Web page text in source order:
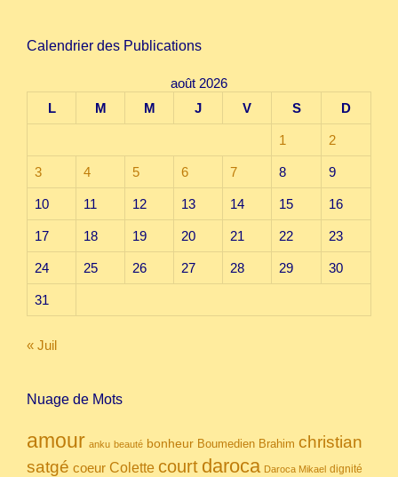
Calendrier des Publications
août 2026
L
M M J V S D
1 2
3 4 5 6 7 8 9
10 11 12 13 14 15 16
17 18 19 20 21 22 23
24 25 26 27 28 29 30
31
« Juil
Nuage de Mots
amour anku beauté bonheur Boumedien Brahim christian
satgé coeur Colette court daroca Daroca Mikael dignité